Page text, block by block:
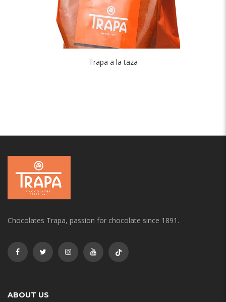
Trapa a la taza
Chocolates Trapa, passion for chocolate since 1891.
ABOUT US